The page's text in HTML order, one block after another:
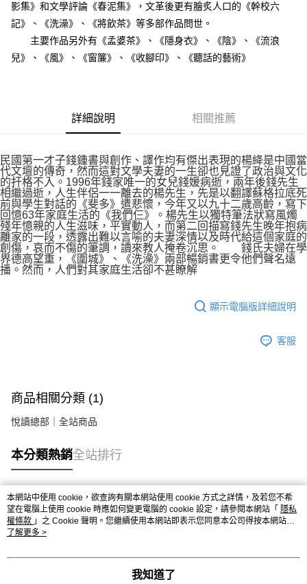
影集》和文學評論《春泥集》，文革後更有膾炙人口的《幹校六
記》、《洗澡》、《將飲茶》等多部作品問世。
主要作品另外有《孟婆茶》、《隱身衣》、《陰》、《流浪
兒》、《風》、《窗簾》、《收腳印》、《聽話的藝術》
詳細說明 相關推薦
民國第一才子錢鍾書與創作、譯作均有傑出表現的楊絳是中國當
代文壇的傳奇，然而這對文學夫妻的一生卻也見證了政治與文化
的扞格不入。1996年錢家唯一的女兒錢媛病逝，兩年後錢先生
相繼過逝，人生伴侶一一離去的楊先生，先是以翻譯蘇格拉底死
前與學生對話的《斐多》遣悲懷，今年又以九十二歲高齡，寫下
回憶63年家庭生活的《我們仨》。楊先生以獨特筆法狀寫風燭
殘年憶親的人生滋味，平實動人，而第二回描寫錢先生晚年抱病
離家的一段，透露出難以言喻的夫妻深情以及時代給這個家庭的
創傷，哀而不傷的筆調，讀來教人掩卷沉思。 錢氏夫婦在學
界德高望重，《圍城》、《洗澡》兩部暢銷書更令他們聲名遠
播。然而，人們對其家庭生活卻不甚瞭解
顯示電腦版詳細說明
客服
商品相關分類 (1)
悅讀總部｜全站商品
本分類熱銷全站排行
熱門標籤
本網站中使用 cookie，欲查詢有關本網站使用 cookie 方式之詳情，及若您不希
望在電腦上使用 cookie 時應如何變更電腦的 cookie 設定，請參閱本網站「 隱私
權條款 」之 Cookie 聲明。您繼續使用本網站即表示您同意本公司得按本網站使
用條款之 Cookie 聲明使用 cookie。
了解更多 >
我知道了